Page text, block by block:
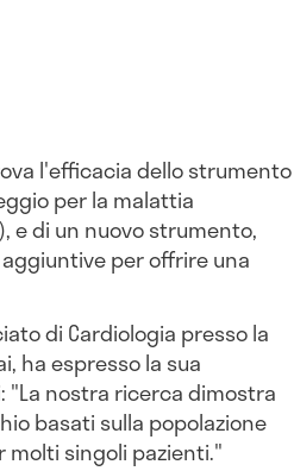
l'efficacia dello strumento
per la malattia
), e di un nuovo strumento,
per offrire una
di Cardiologia presso la
ha espresso la sua
nostra ricerca dimostra
basati sulla popolazione
singoli pazienti."